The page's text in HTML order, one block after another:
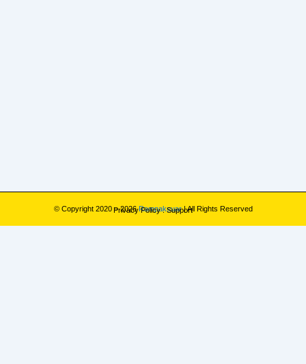
© Copyright 2020 – 2026Rampaksuar| All Rights Reserved
Privacy Policy.Support